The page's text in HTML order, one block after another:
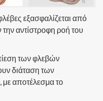
εξασφαλίζεται από
αντίστροφη ροή του
των φλεβών
διάταση των
αποτέλεσμα το